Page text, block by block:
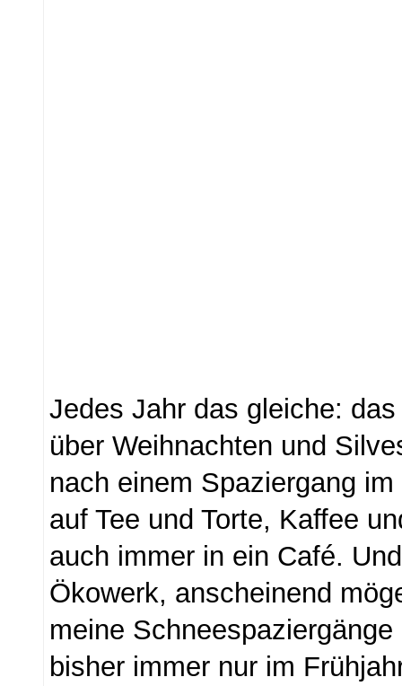
Jedes Jahr das gleiche:
über Weihnachten und
nach einem Spaziergang
auf Tee und Torte, Kaffee
auch immer in ein Café.
Ökowerk, anscheinend
meine
bisher immer nur im